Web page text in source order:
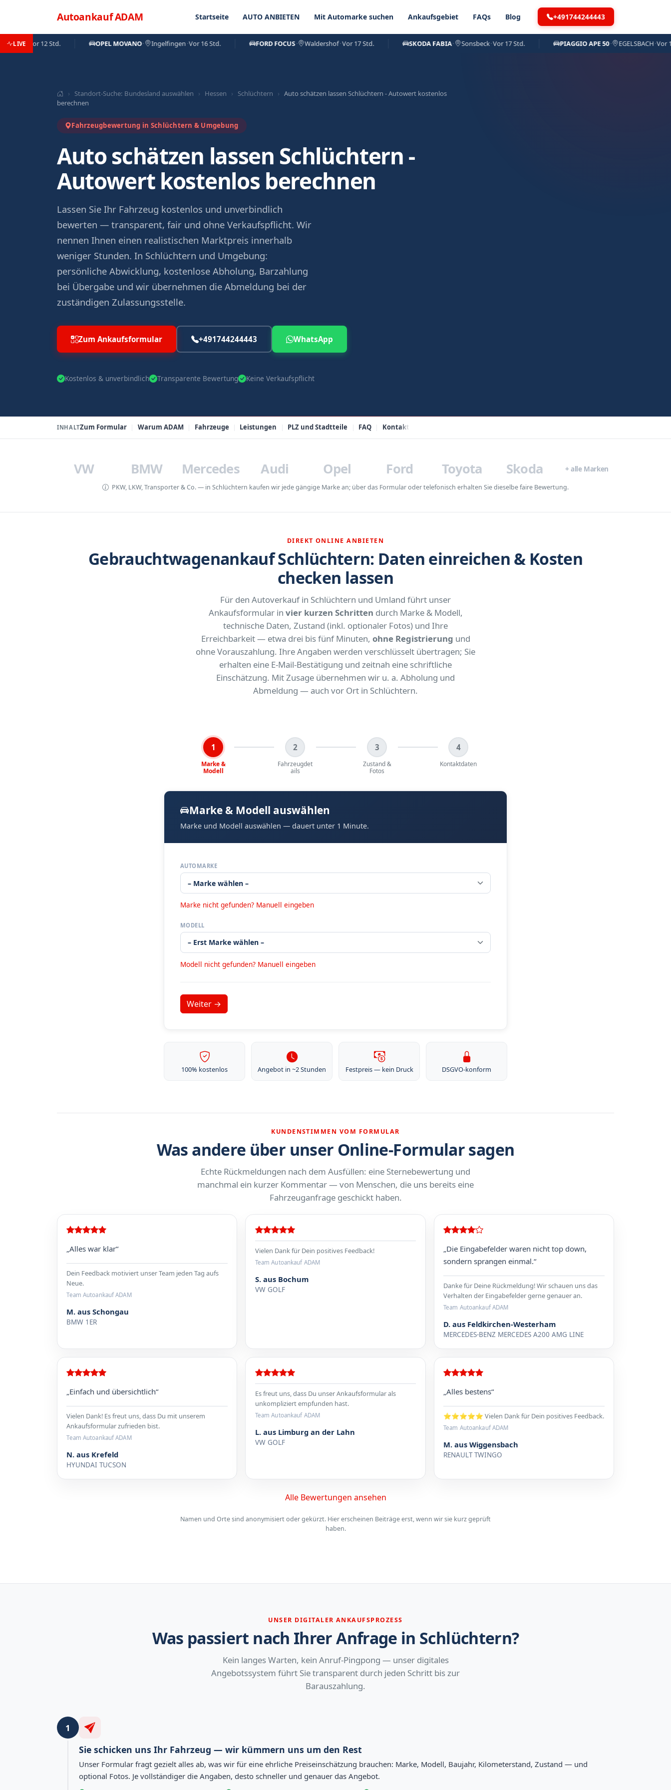
AutoankaufADAM Menü
Startseite AUTO ANBIETEN Mit Automarke suchen Ankaufsgebiet FAQs Blog +491744244443
LIVE
·Vor 12 Std. OPEL MOVANO· Ingelfingen·Vor 16 Std. FORD FOCUS· Waldershof·Vor 17 Std. SKODA FABIA· Sonsbeck·Vor 17 Std. PIAGGIO APE 50· EGELSBACH·Vor 18 Std.
› Standort-Suche: Bundesland auswählen › Hessen › Schlüchtern › Auto schätzen lassen Schlüchtern - Autowert kostenlos
berechnen
Fahrzeugbewertung in Schlüchtern & Umgebung
Auto schätzen lassen Schlüchtern -
Autowert kostenlos berechnen
Lassen Sie Ihr Fahrzeug kostenlos und unverbindlich
bewerten — transparent, fair und ohne Verkaufspflicht. Wir
nennen Ihnen einen realistischen Marktpreis innerhalb
weniger Stunden. In Schlüchtern und Umgebung:
persönliche Abwicklung, kostenlose Abholung, Barzahlung
bei Übergabe und wir übernehmen die Abmeldung bei der
zuständigen Zulassungsstelle.
Zum Ankaufsformular +491744244443 WhatsApp
Kostenlos & unverbindlich Transparente Bewertung Keine Verkaufspflicht
INHALTZum Formular Warum ADAM Fahrzeuge Leistungen PLZ und Stadtteile FAQ Kontakt
VW BMW Mercedes Audi Opel Ford Toyota Skoda + alle Marken
PKW, LKW, Transporter & Co. — in Schlüchtern kaufen wir jede gängige Marke an; über das Formular oder telefonisch erhalten Sie dieselbe faire Bewertung.
DIREKT ONLINE ANBIETEN
Gebrauchtwagenankauf Schlüchtern: Daten einreichen & Kosten
checken lassen
Für den Autoverkauf in Schlüchtern und Umland führt unser
Ankaufsformular in vier kurzen Schritten durch Marke & Modell,
technische Daten, Zustand (inkl. optionaler Fotos) und Ihre
Erreichbarkeit — etwa drei bis fünf Minuten, ohne Registrierung und
ohne Vorauszahlung. Ihre Angaben werden verschlüsselt übertragen; Sie
erhalten eine E-Mail-Bestätigung und zeitnah eine schriftliche
Einschätzung. Mit Zusage übernehmen wir u. a. Abholung und
Abmeldung — auch vor Ort in Schlüchtern.
1
Marke &
Modell
2
Fahrzeugdet
ails
3
Zustand &
Fotos
4
Kontaktdaten
Marke & Modell auswählen
Marke und Modell auswählen — dauert unter 1 Minute.
AUTOMARKE
Marke nicht gefunden? Manuell eingeben
MODELL
Modell nicht gefunden? Manuell eingeben
100% kostenlos Angebot in ~2 Stunden Festpreis — kein Druck DSGVO-konform
KUNDENSTIMMEN VOM FORMULAR
Was andere über unser Online-Formular sagen
Echte Rückmeldungen nach dem Ausfüllen: eine Sternebewertung und
manchmal ein kurzer Kommentar — von Menschen, die uns bereits eine
Fahrzeuganfrage geschickt haben.
„Alles war klar“
Dein Feedback motiviert unser Team jeden Tag aufs
Neue.
Team Autoankauf ADAM
M. aus Schongau
BMW 1ER
Vielen Dank für Dein positives Feedback!
Team Autoankauf ADAM
S. aus Bochum
VW GOLF
„Die Eingabefelder waren nicht top down,
sondern sprangen einmal.“
Danke für Deine Rückmeldung! Wir schauen uns das
Verhalten der Eingabefelder gerne genauer an.
Team Autoankauf ADAM
D. aus Feldkirchen-Westerham
MERCEDES-BENZ MERCEDES A200 AMG LINE
„Einfach und übersichtlich“
Vielen Dank! Es freut uns, dass Du mit unserem
Ankaufsformular zufrieden bist.
Team Autoankauf ADAM
N. aus Krefeld
HYUNDAI TUCSON
Es freut uns, dass Du unser Ankaufsformular als
unkompliziert empfunden hast.
Team Autoankauf ADAM
L. aus Limburg an der Lahn
VW GOLF
„Alles bestens“
⭐⭐⭐⭐⭐ Vielen Dank für Dein positives Feedback.
Team Autoankauf ADAM
M. aus Wiggensbach
RENAULT TWINGO
Alle Bewertungen ansehen
Namen und Orte sind anonymisiert oder gekürzt. Hier erscheinen Beiträge erst, wenn wir sie kurz geprüft
haben.
UNSER DIGITALER ANKAUFSPROZESS
Was passiert nach Ihrer Anfrage in Schlüchtern?
Kein langes Warten, kein Anruf-Pingpong — unser digitales
Angebotssystem führt Sie transparent durch jeden Schritt bis zur
Barauszahlung.
1
Sie schicken uns Ihr Fahrzeug — wir kümmern uns um den Rest
Unser Formular fragt gezielt alles ab, was wir für eine ehrliche Preiseinschätzung brauchen: Marke, Modell, Baujahr, Kilometerstand, Zustand — und
optional Fotos. Je vollständiger die Angaben, desto schneller und genauer das Angebot.